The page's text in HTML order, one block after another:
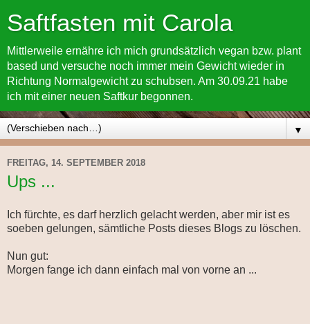
Saftfasten mit Carola
Mittlerweile ernähre ich mich grundsätzlich vegan bzw. plant
based und versuche noch immer mein Gewicht wieder in
Richtung Normalgewicht zu schubsen. Am 30.09.21 habe
ich mit einer neuen Saftkur begonnen.
▼
FREITAG, 14. SEPTEMBER 2018
Ups ...
Ich fürchte, es darf herzlich gelacht werden, aber mir ist es
soeben gelungen, sämtliche Posts dieses Blogs zu löschen.
Nun gut:
Morgen fange ich dann einfach mal von vorne an ...